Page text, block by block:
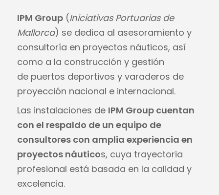
IPM Group (Iniciativas Portuarias de
Mallorca) se dedica al asesoramiento y
consultoría en proyectos náuticos, así
como a la construcción y gestión
de puertos deportivos y varaderos de
proyección nacional e internacional.
Las instalaciones de IPM Group cuentan
con el respaldo de un equipo de
consultores con amplia experiencia en
proyectos náuticos, cuya trayectoria
profesional está basada en la calidad y
excelencia.